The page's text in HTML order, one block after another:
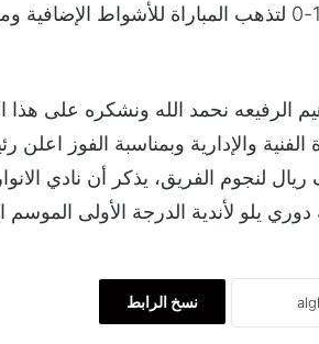
لقاء الإياب استطاع الأنوار تحقيق الفوز بنتيجة 1-0 لتذهب المباراة
الرفيعه نحمد الله ونشكره على هذا
والإدارية وبمناسبة الفوز اعلن
عن تقديم مكافاة الفوز بمقدار 20 الف ريال لنجوم الفريق، يذكر أن
يلو لأندية الدرجة الأولى الموسم
نسخ الرابط